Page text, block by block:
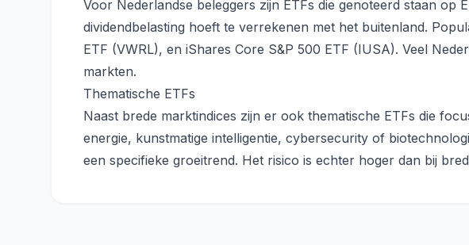
Voor Nederlandse beleggers zijn ETFs die genoteerd staan op
dividendbelasting hoeft te verrekenen met het buitenland.
ETF (VWRL), en iShares Core S&P 500 ETF (IUSA). Veel
markten.
Thematische ETFs
Naast brede marktindices zijn er ook thematische ETFs die
energie, kunstmatige intelligentie, cybersecurity of
een specifieke groeitrend. Het risico is echter hoger dan bij